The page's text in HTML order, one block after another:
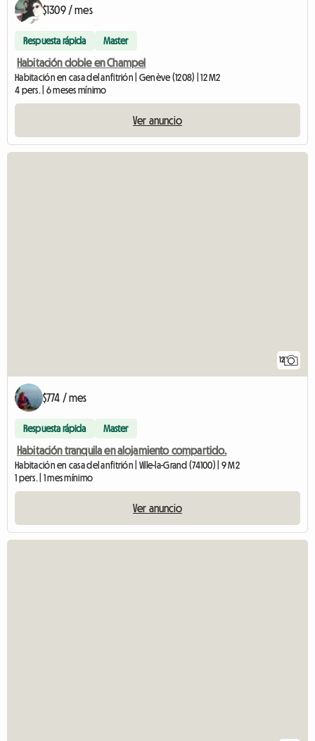
$1309 / mes
Respuesta rápida Master
Habitación doble en Champel
Habitación en casa del anfitrión | Genève (1208) | 12 M2
4 pers. | 6 meses mínimo
Ver anuncio
12
$774 / mes
Respuesta rápida Master
Habitación tranquila en alojamiento compartido.
Habitación en casa del anfitrión | Ville-la-Grand (74100) | 9 M2
1 pers. | 1 mes mínimo
Ver anuncio